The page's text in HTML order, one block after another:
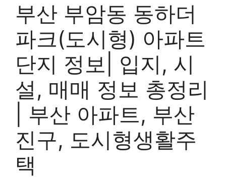
부산 부암동 동하더
파크(도시형) 아파트
단지 정보| 입지, 시
설, 매매 정보 총정리
| 부산 아파트, 부산
진구, 도시형생활주
택